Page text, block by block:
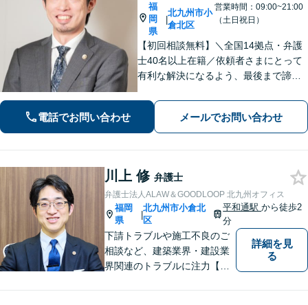
福
岡
県
|
北九州市小
倉北区
営業時間：09:00~21:00
（土日祝日）
【初回相談無料】＼全国14拠点・弁護
士40名以上在籍／依頼者さまにとって
有利な解決になるよう、最後まで諦め
題/相続/交通事故/刑事事件など、ご相
談ください【夜間・休日対応】
電話でお問い合わせ メールでお問い合わせ
川上 修 弁護士
弁護士法人ALAW＆GOODLOOP 北九州オフィス
福岡
県
|
北九州市小倉北
区
平和通駅から徒歩2
分
下請トラブルや施工不良のご
相談など、建築業界・建設業
界関連のトラブルに注力【企
詳細を見
る